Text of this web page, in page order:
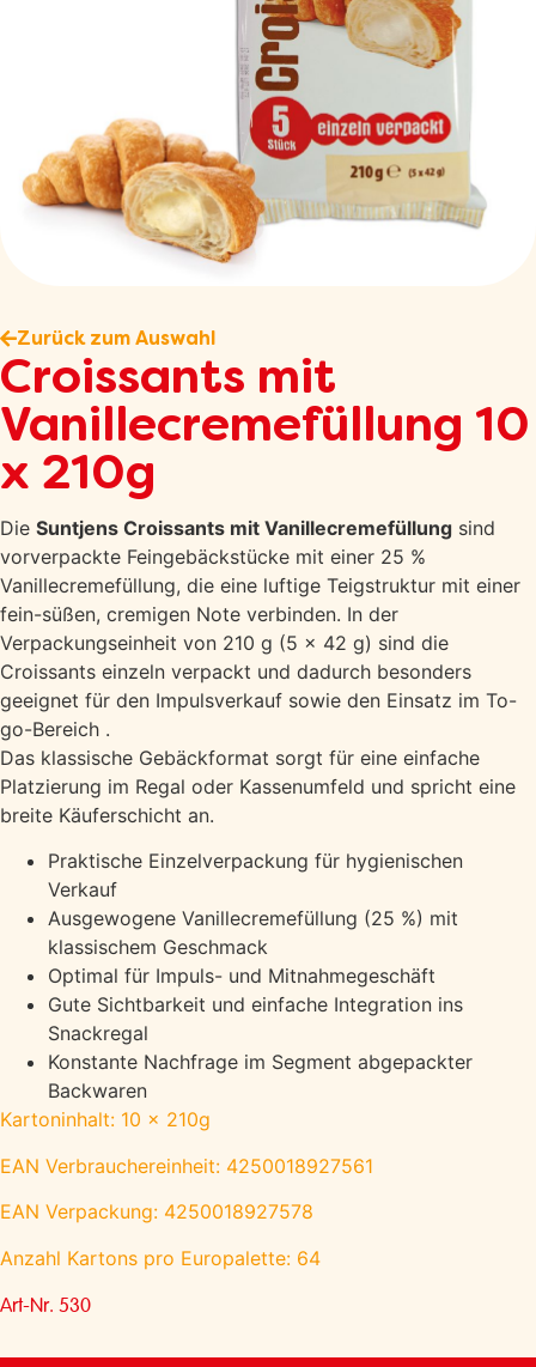
Zurück zum Auswahl
Croissants mit
Vanillecremefüllung 10
x 210g
Die Suntjens Croissants mit Vanillecremefüllung sind
vorverpackte Feingebäckstücke mit einer 25 %
Vanillecremefüllung, die eine luftige Teigstruktur mit einer
fein-süßen, cremigen Note verbinden. In der
Verpackungseinheit von 210 g (5 x 42 g) sind die
Croissants einzeln verpackt und dadurch besonders
geeignet für den Impulsverkauf sowie den Einsatz im To-
go-Bereich .
Das klassische Gebäckformat sorgt für eine einfache
Platzierung im Regal oder Kassenumfeld und spricht eine
breite Käuferschicht an.
Praktische Einzelverpackung für hygienischen
Verkauf
Ausgewogene Vanillecremefüllung (25 %) mit
klassischem Geschmack
Optimal für Impuls- und Mitnahmegeschäft
Gute Sichtbarkeit und einfache Integration ins
Snackregal
Konstante Nachfrage im Segment abgepackter
Backwaren
Kartoninhalt: 10 x 210g
EAN Verbrauchereinheit: 4250018927561
EAN Verpackung: 4250018927578
Anzahl Kartons pro Europalette: 64
Art-Nr. 530